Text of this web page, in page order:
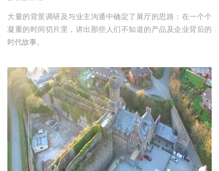
大量的背景调研及与业主沟通中确定了展厅的思路：在一个个
凝重的时间切片里，讲出那些人们不知道的产品及企业背后的
时代故事。